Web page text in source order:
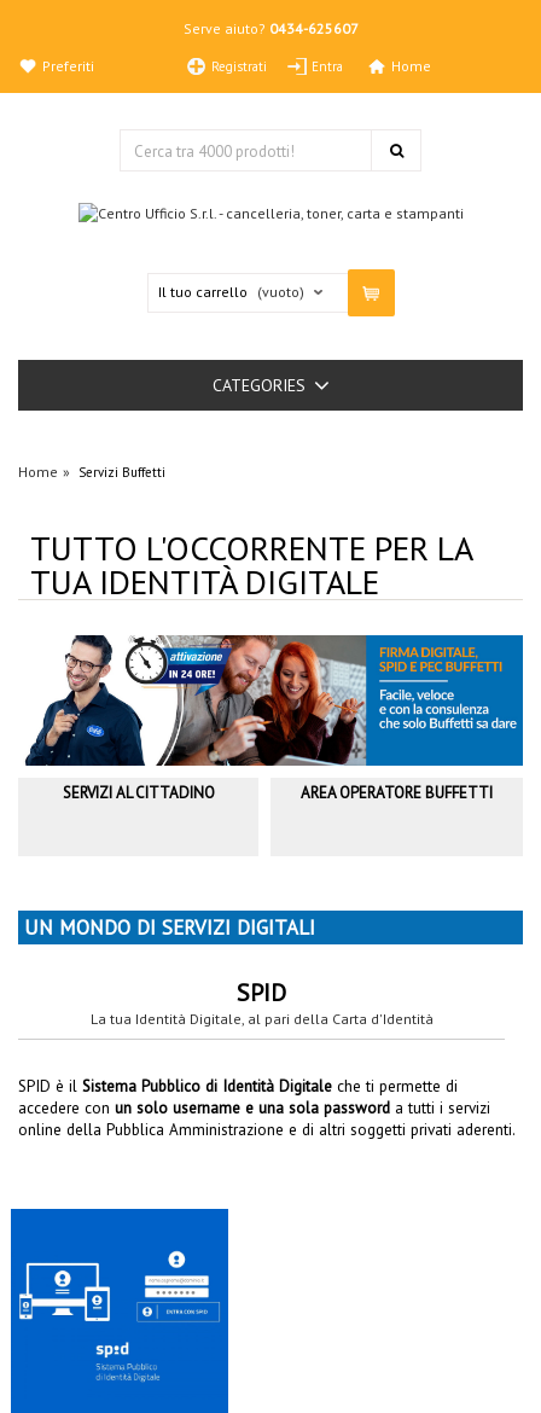
Serve aiuto? 0434-625607
Registrati Entra
Preferiti Home
Il tuo carrello (vuoto)
CATEGORIES
Home Servizi Buffetti
TUTTO L'OCCORRENTE PER LA
TUA IDENTITÀ DIGITALE
SERVIZI AL CITTADINO AREA OPERATORE BUFFETTI
UN MONDO DI SERVIZI DIGITALI
SPID
La tua Identità Digitale, al pari della Carta d'Identità
SPID è il Sistema Pubblico di Identità Digitale che ti permette di
accedere con un solo username e una sola password a tutti i servizi
online della Pubblica Amministrazione e di altri soggetti privati aderenti.